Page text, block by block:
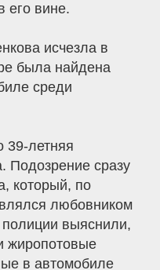
его вине.
исчезла в
была найдена
среди
39-летняя
сразу
который, по
любовником
выяснили,
жиропотовые
в автомобиле